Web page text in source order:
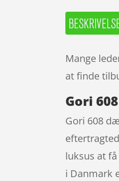
Mange
at finde
Gori
Gori 608
luksus at
i Danmark